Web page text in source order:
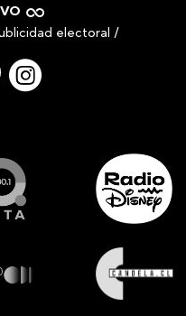
electoral /